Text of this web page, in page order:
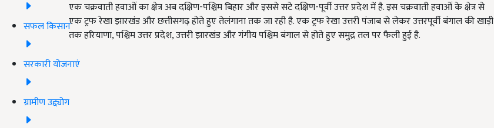
सफल किसान
सरकारी योजनाएं
ग्रामीण उद्द्योग
एक चक्रवाती हवाओं का क्षेत्र अब दक्षिण-पश्चिम बिहार और इससे सटे दक्षिण-पूर्वी उत्तर प्रदेश में है. इस चक्रवाती हवाओं के क्षेत्र से
एक ट्रफ रेखा झारखंड और छत्तीसगढ़ होते हुए तेलंगाना तक जा रही है. एक ट्रफ रेखा उत्तरी पंजाब से लेकर उत्तरपूर्वी बंगाल की खाड़ी
तक हरियाणा, पश्चिम उत्तर प्रदेश, उत्तरी झारखंड और गंगीय पश्चिम बंगाल से होते हुए समुद्र तल पर फैली हुई है.